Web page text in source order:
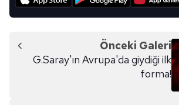
Önceki Galeri
G.Saray'ın Avrupa'da giydiği ilk
forma!